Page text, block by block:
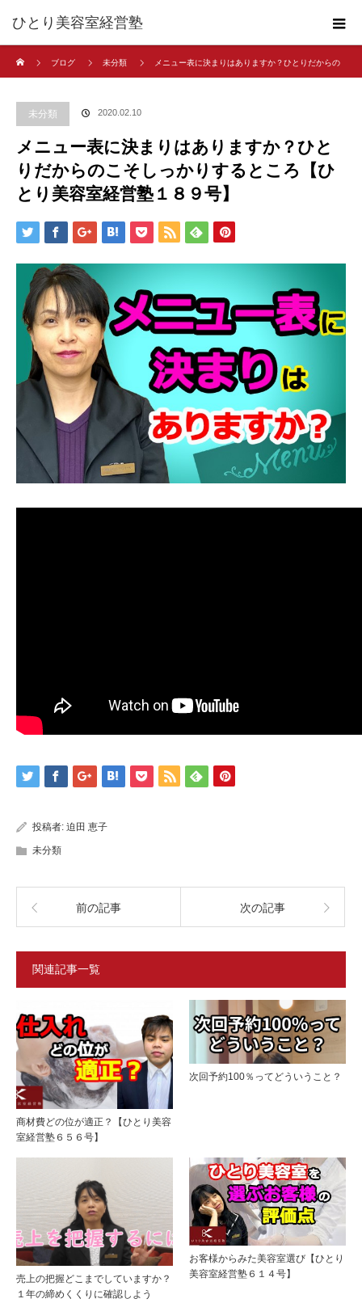
ひとり美容室経営塾
ブログ
未分類 メニュー表に決まりはありますか？ひとりだからの
未分類 2020.02.10
メニュー表に決まりはありますか？ひと
りだからのこそしっかりするところ【ひ
とり美容室経営塾１８９号】
投稿者: 迫田 恵子
未分類
前の記事 次の記事
関連記事一覧
商材費どの位が適正？【ひとり美容
室経営塾６５６号】
次回予約100％ってどういうこと？
売上の把握どこまでしていますか？
１年の締めくくりに確認しよう
お客様からみた美容室選び【ひとり
美容室経営塾６１４号】